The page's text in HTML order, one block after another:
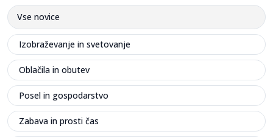
Vse novice
Izobraževanje in svetovanje
Oblačila in obutev
Posel in gospodarstvo
Zabava in prosti čas